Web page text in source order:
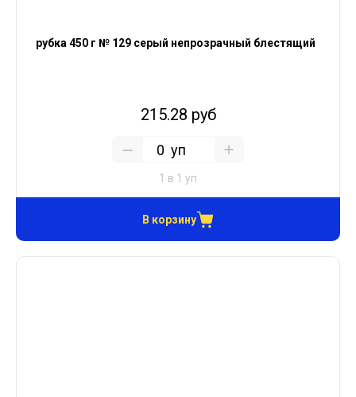
рубка 450 г № 129 серый непрозрачный блестящий
215.28 руб
уп
1 в 1 уп
В корзину